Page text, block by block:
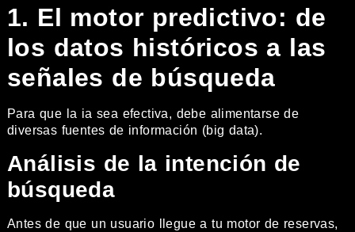
1. El motor predictivo: de
los datos históricos a las
señales de búsqueda
Para que la ia sea efectiva, debe alimentarse de
diversas fuentes de información (big data).
Análisis de la intención de
búsqueda
Antes de que un usuario llegue a tu motor de reservas,